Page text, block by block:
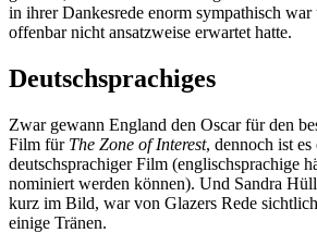
in ihrer Dankesrede enorm sympathisch war
offenbar nicht ansatzweise erwartet hatte.
Deutschsprachiges
Zwar gewann England den Oscar für den
Film für The Zone of Interest, dennoch ist
deutschsprachiger Film (englischsprachige
nominiert werden können). Und Sandra
kurz im Bild, war von Glazers Rede
einige Tränen.